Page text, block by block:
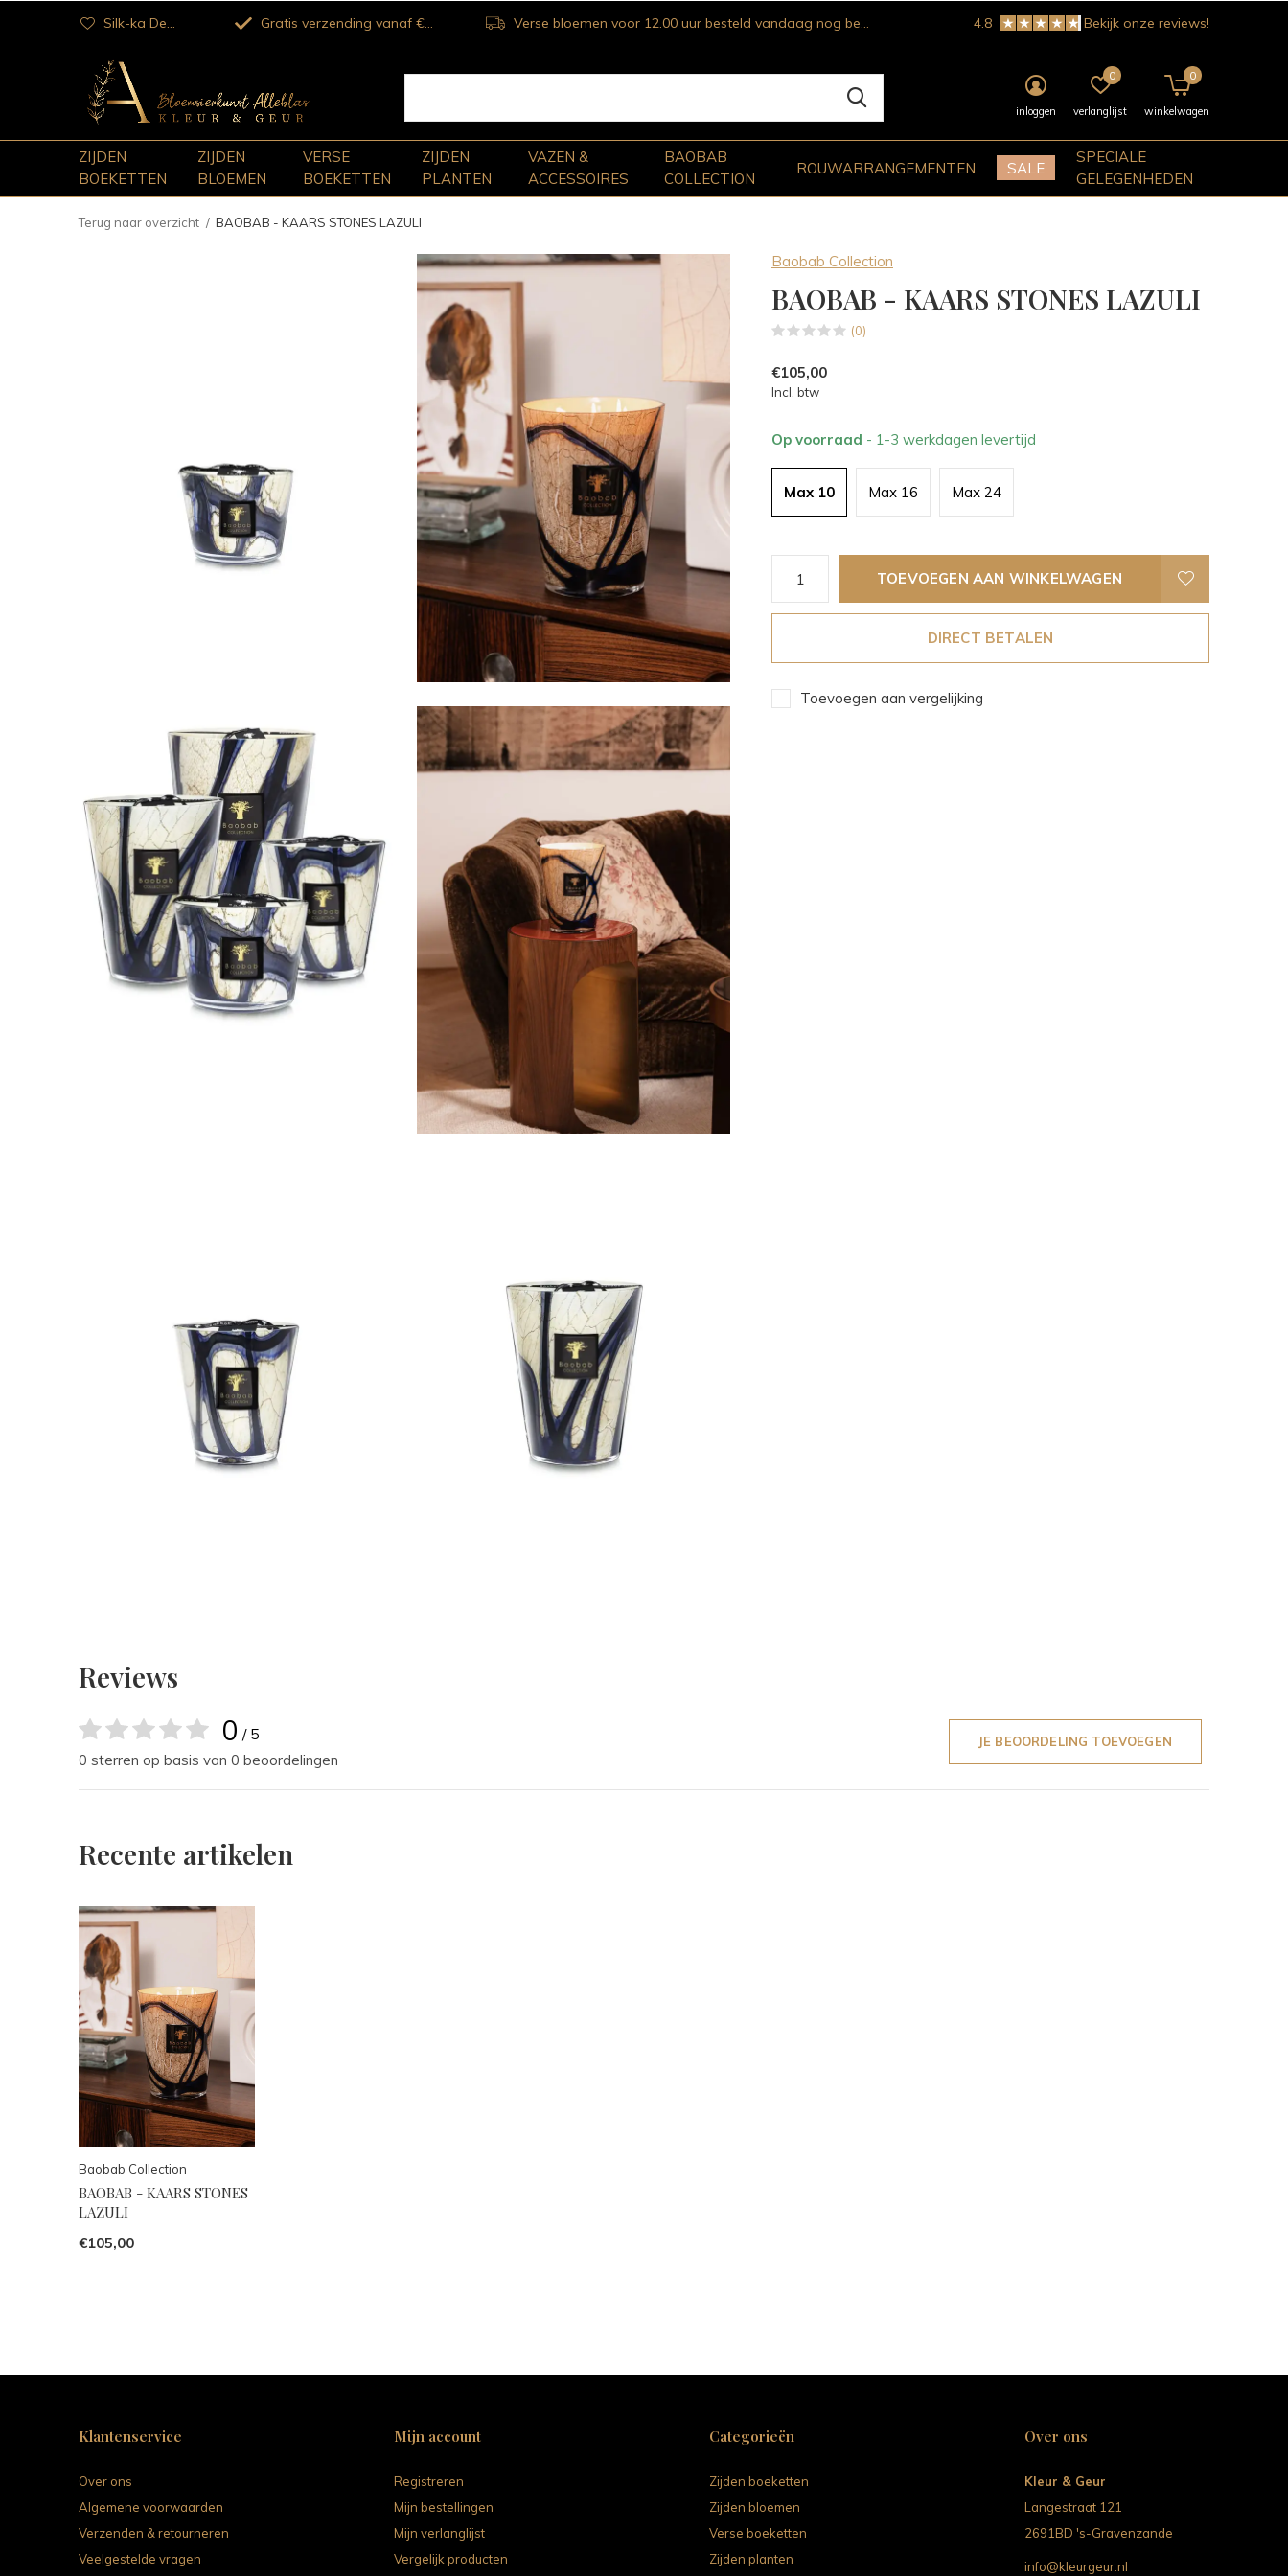
ZIJDEN
BOEKETTEN
ZIJDEN
BLOEMEN
VERSE
BOEKETTEN
ZIJDEN
PLANTEN
VAZEN &
ACCESSOIRES
BAOBAB
COLLECTION
ROUWARRANGEMENTEN SALE
SPECIALE
GELEGENHEDEN
inloggen verlanglijst
0
winkelwagen
0
Silk-ka Dealer Gratis verzending vanaf €100 Verse bloemen voor 12.00 uur besteld vandaag nog bezorgd! 4.8 Bekijk onze reviews!
Terug naar overzicht BAOBAB - KAARS STONES LAZULI
Baobab Collection
BAOBAB - KAARS STONES LAZULI
(0)
€105,00
Incl. btw
Op voorraad - 1-3 werkdagen levertijd
Max 10 Max 16 Max 24
TOEVOEGEN AAN WINKELWAGEN
DIRECT BETALEN
Toevoegen aan vergelijking
Reviews
0 / 5
0 sterren op basis van 0 beoordelingen
JE BEOORDELING TOEVOEGEN
Recente artikelen
Baobab Collection
BAOBAB - KAARS STONES
LAZULI
€105,00
Klantenservice
Over ons
Algemene voorwaarden
Verzenden & retourneren
Veelgestelde vragen
Mijn account
Registreren
Mijn bestellingen
Mijn verlanglijst
Vergelijk producten
Categorieën
Zijden boeketten
Zijden bloemen
Verse boeketten
Zijden planten
Over ons
Kleur & Geur
Langestraat 121
2691BD 's-Gravenzande
info@kleurgeur.nl